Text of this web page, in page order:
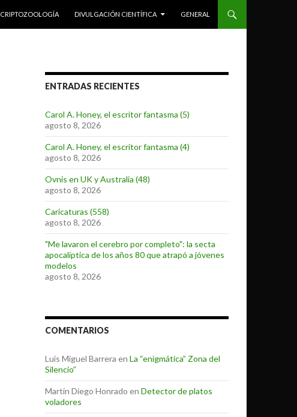
CRIPTOZOOLOGÍA DIVULGACIÓN CIENTÍFICA GENERAL
ENTRADAS RECIENTES
Carol A. Honey, el escritor fantasma (5)
agosto 8, 2026
Carol A. Honey, el escritor fantasma (4)
agosto 8, 2026
Ovnis en UK y Australia (48)
agosto 8, 2026
Caricaturas (558)
agosto 8, 2026
"Me lavaron el cerebro por completo": la secta
apocalíptica de los años 80 que atrapó a jóvenes
modelos
agosto 8, 2026
COMENTARIOS
Luis Miguel Barrera en La “enigmática” Zona del
Silencio”
Martin Diego Honrado en Detector de platos
voladores